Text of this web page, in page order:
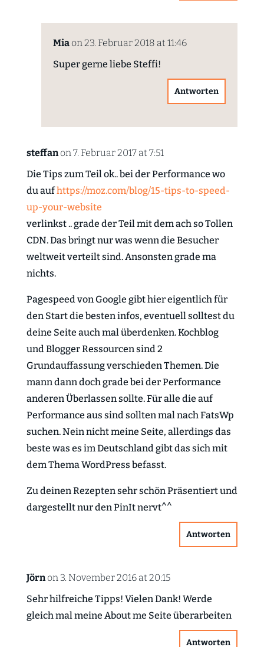
Mia on 23. Februar 2018 at 11:46
Super gerne liebe Steffi!
Antworten
steffan on 7. Februar 2017 at 7:51
Die Tips zum Teil ok.. bei der Performance wo
du aufhttps://moz.com/blog/15-tips-to-speed-
up-your-website
verlinkst .. grade der Teil mit dem ach so Tollen
CDN. Das bringt nur was wenn die Besucher
weltweit verteilt sind. Ansonsten grade ma
nichts.
Pagespeed von Google gibt hier eigentlich für
den Start die besten infos, eventuell solltest du
deine Seite auch mal überdenken. Kochblog
und Blogger Ressourcen sind 2
Grundauffassung verschieden Themen. Die
mann dann doch grade bei der Performance
anderen Überlassen sollte. Für alle die auf
Performance aus sind sollten mal nach FatsWp
suchen. Nein nicht meine Seite, allerdings das
beste was es im Deutschland gibt das sich mit
dem Thema WordPress befasst.
Zu deinen Rezepten sehr schön Präsentiert und
dargestellt nur den PinIt nervt^^
Antworten
Jörn on 3. November 2016 at 20:15
Sehr hilfreiche Tipps! Vielen Dank! Werde
gleich mal meine About me Seite überarbeiten
Antworten